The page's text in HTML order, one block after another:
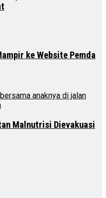
ke Website Pemda
Malnutrisi Dievakuasi